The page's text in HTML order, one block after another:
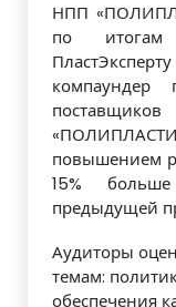
НПП
по итогам
компаундер
повышением
15%
предыдущей
Аудиторы
темам:
обеспечения